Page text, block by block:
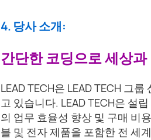
4. 당사 소개:
간단한 코딩으로 세상
LEAD TECH은 LEAD TECH 그
고 있습니다. LEAD TECH은 설
의 업무 효율성 향상 및 구매 비
블 및 전자 제품을 포함한 전 세